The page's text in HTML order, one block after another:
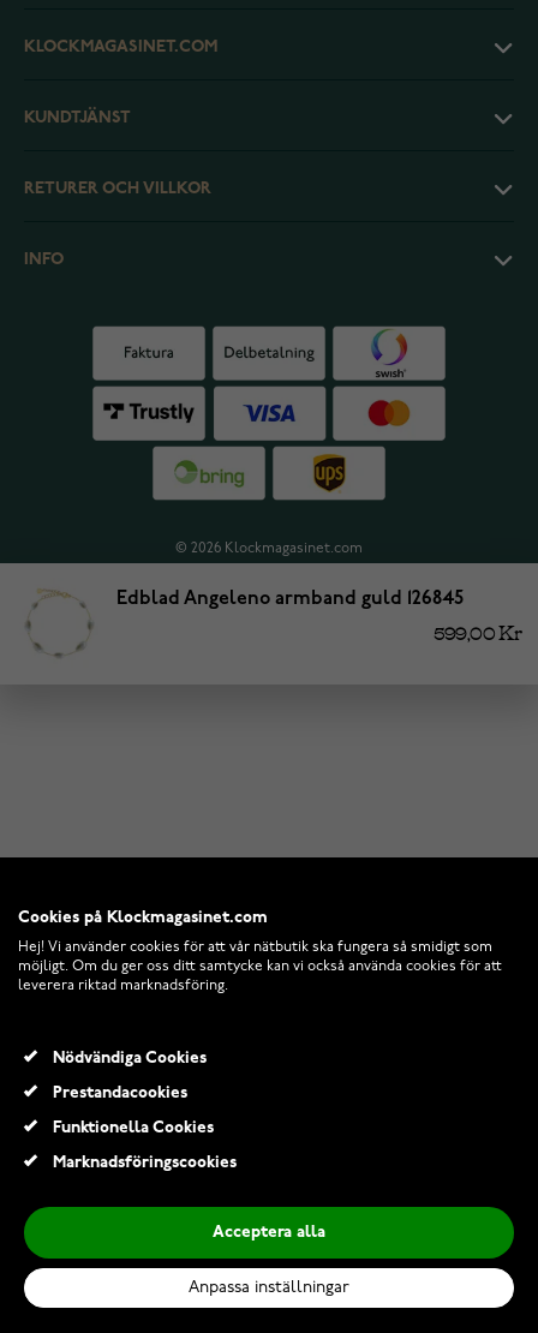
KLOCKMAGASINET.COM
KUNDTJÄNST
RETURER OCH VILLKOR
INFO
© 2026 Klockmagasinet.com
Edblad Angeleno armband guld 126845
599,00 Kr
Cookies på Klockmagasinet.com
Hej! Vi använder cookies för att vår nätbutik ska fungera så smidigt som
möjligt. Om du ger oss ditt samtycke kan vi också använda cookies för att
leverera riktad marknadsföring.
Nödvändiga Cookies
Prestandacookies
Funktionella Cookies
Marknadsföringscookies
Acceptera alla
Anpassa inställningar